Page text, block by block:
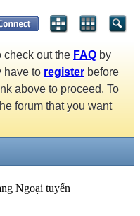
check out the FAQ by
have to register before
above to proceed. To
forum that you want